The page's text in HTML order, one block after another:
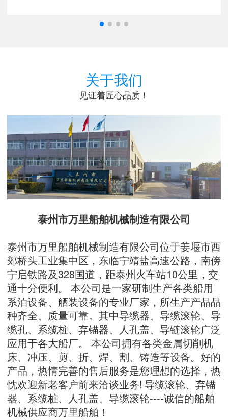
关于我们
见证着匠心品质！
泰州市万里船舶机械制造有限公司
泰州市万里船舶机械制造有限公司位于姜堰市西
郊桥头工业集中区，东临宁靖盐高速公路，南傍
宁启铁路及328国道，距泰州火车站10公里，交
通十分便利。 本公司是一家研制生产各类船用
系泊设备、舾装设备的专业厂家，所生产产品品
种齐全、质量可靠。其中导缆器、导缆滚轮、导
缆孔、系缆桩、弃锚器、人孔盖、导链滚轮广泛
应用于各大船厂。 本公司拥有各类金属切削机
床、冲压、剪、折、焊、割、铸造等设备。好的
产品，热情完善的售后服务是您理想的选择，热
忱欢迎新老客户前来洽谈业务! 导缆滚轮、弃锚
器、系缆桩、人孔盖、导缆滚轮----诚信的船舶
机械供应商万里船舶！